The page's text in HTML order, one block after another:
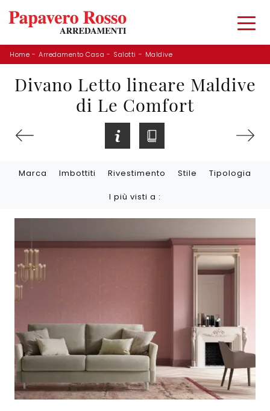
Home - Arredamento Casa - Salotti - Maldive
Divano Letto lineare Maldive
di Le Comfort
Marca Imbottiti Rivestimento Stile Tipologia
I più visti a :